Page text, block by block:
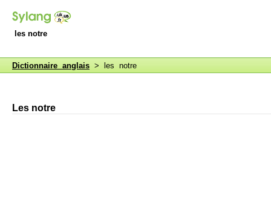
les notre
Dictionnaire anglais > les notre
Les notre